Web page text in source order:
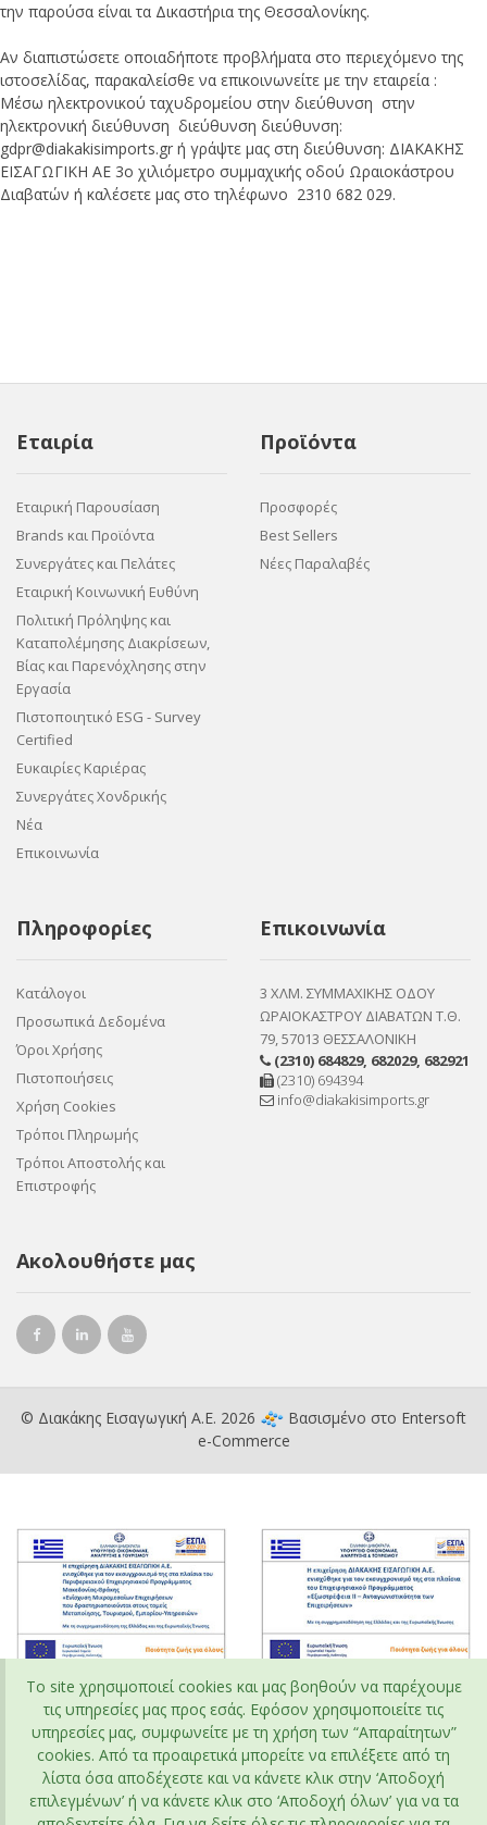
την παρούσα είναι τα Δικαστήρια της Θεσσαλονίκης.
Αν διαπιστώσετε οποιαδήποτε προβλήματα στο περιεχόμενο της
ιστοσελίδας, παρακαλείσθε να επικοινωνείτε με την εταιρεία :
Μέσω ηλεκτρονικού ταχυδρομείου στην διεύθυνση στην
ηλεκτρονική διεύθυνση διεύθυνση διεύθυνση:
gdpr@diakakisimports.gr ή γράψτε μας στη διεύθυνση: ΔΙΑΚΑΚΗΣ
ΕΙΣΑΓΩΓΙΚΗ ΑΕ 3ο χιλιόμετρο συμμαχικής οδού Ωραιοκάστρου
Διαβατών ή καλέσετε μας στο τηλέφωνο 2310 682 029.
Εταιρία
Εταιρική Παρουσίαση
Brands και Προϊόντα
Συνεργάτες και Πελάτες
Εταιρική Κοινωνική Ευθύνη
Πολιτική Πρόληψης και
Καταπολέμησης Διακρίσεων,
Βίας και Παρενόχλησης στην
Εργασία
Πιστοποιητικό ESG - Survey
Certified
Ευκαιρίες Καριέρας
Συνεργάτες Χονδρικής
Νέα
Επικοινωνία
Προϊόντα
Προσφορές
Best Sellers
Νέες Παραλαβές
Πληροφορίες
Κατάλογοι
Προσωπικά Δεδομένα
Όροι Χρήσης
Πιστοποιήσεις
Χρήση Cookies
Τρόποι Πληρωμής
Τρόποι Αποστολής και
Επιστροφής
Επικοινωνία
3 ΧΛΜ. ΣΥΜΜΑΧΙΚΗΣ ΟΔΟΥ
ΩΡΑΙΟΚΑΣΤΡΟΥ ΔΙΑΒΑΤΩΝ Τ.Θ.
79, 57013 ΘΕΣΣΑΛΟΝΙΚΗ
(2310) 684829, 682029, 682921
(2310) 694394
info@diakakisimports.gr
Ακολουθήστε μας
© Διακάκης Εισαγωγική Α.Ε. 2026 Βασισμένο στο Entersoft
e-Commerce
To site χρησιμοποιεί cookies και μας βοηθούν να παρέχουμε
τις υπηρεσίες μας προς εσάς. Εφόσον χρησιμοποιείτε τις
υπηρεσίες μας, συμφωνείτε με τη χρήση των “Απαραίτητων”
cookies. Από τα προαιρετικά μπορείτε να επιλέξετε από τη
λίστα όσα αποδέχεστε και να κάνετε κλικ στην ‘Αποδοχή
επιλεγμένων’ ή να κάνετε κλικ στο ‘Αποδοχή όλων’ για να τα